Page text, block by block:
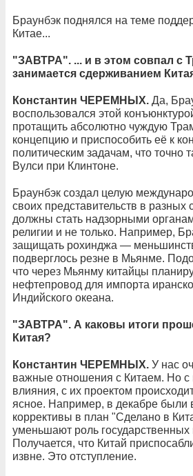
Браунбэк поднялся на теме
Китае...
"ЗАВТРА". ... и в этом совпал с
занимается сдерживанием
Константин ЧЕРЕМНЫХ. Да,
воспользовался этой
протащить абсолютно чуждую
концепцию и приспособить её к
политическим задачам, что точно
Вулси при Клинтоне.
Браунбэк создал целую
своих представительств в разных
должны стать надзорными
религии и не только. Например,
защищать рохинджа —
подверглось резне в Мьянме.
что через Мьянму китайцы
нефтепровод для импорта
Индийского океана.
"ЗАВТРА". А каковы итоги
Китая?
Константин ЧЕРЕМНЫХ. У нас
важные отношения с Китаем. Но с
влияния, с их проектом
ясное. Например, в декабре были
коррективы в план "Сделано в
уменьшают роль государственных
Получается, что Китай
извне. Это отступление.